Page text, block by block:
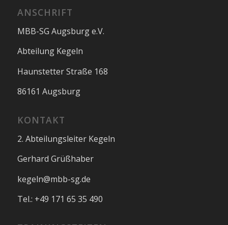
ANSCHRIFT
MBB-SG Augsburg e.V.
Abteilung Kegeln
Haunstetter Straße 168
86161 Augsburg
KONTAKT
2. Abteilungsleiter Kegeln
Gerhard Grüßhaber
kegeln@mbb-sg.de
Tel.: +49 171 65 35 490